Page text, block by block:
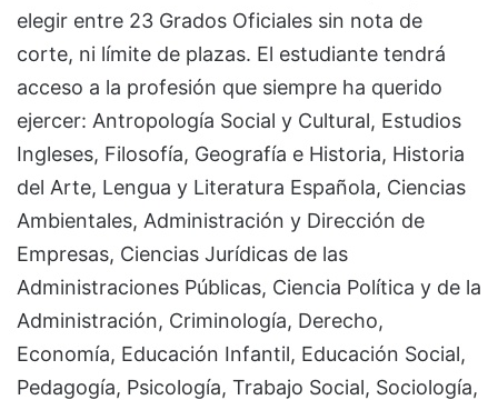
elegir entre 23 Grados Oficiales sin nota de
corte, ni límite de plazas. El estudiante tendrá
acceso a la profesión que siempre ha querido
ejercer: Antropología Social y Cultural, Estudios
Ingleses, Filosofía, Geografía e Historia, Historia
del Arte, Lengua y Literatura Española, Ciencias
Ambientales, Administración y Dirección de
Empresas, Ciencias Jurídicas de las
Administraciones Públicas, Ciencia Política y de la
Administración, Criminología, Derecho,
Economía, Educación Infantil, Educación Social,
Pedagogía, Psicología, Trabajo Social, Sociología,